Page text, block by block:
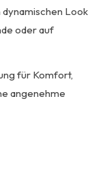
Look
oder auf
für Komfort,
angenehme